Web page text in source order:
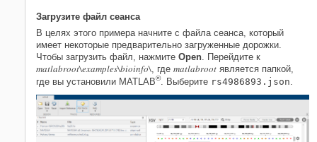
Загрузите файл сеанса
В целях этого примера начните с файла сеанса, который
имеет некоторые предварительно загруженные дорожки.
Чтобы загрузить файл, нажмите Open . Перейдите к
matlabroot\examples\bioinfo\ , где matlabroot является папкой,
где вы установили MATLAB®. Выберите rs4986893.json